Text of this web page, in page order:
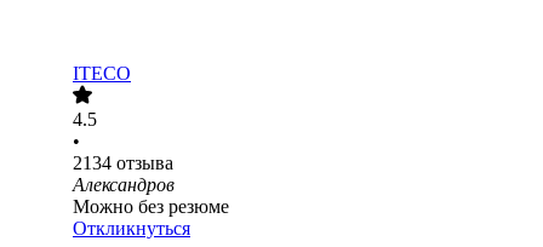
ITECO
4.5
•
2134 отзыва
Александров
Можно без резюме
Откликнуться